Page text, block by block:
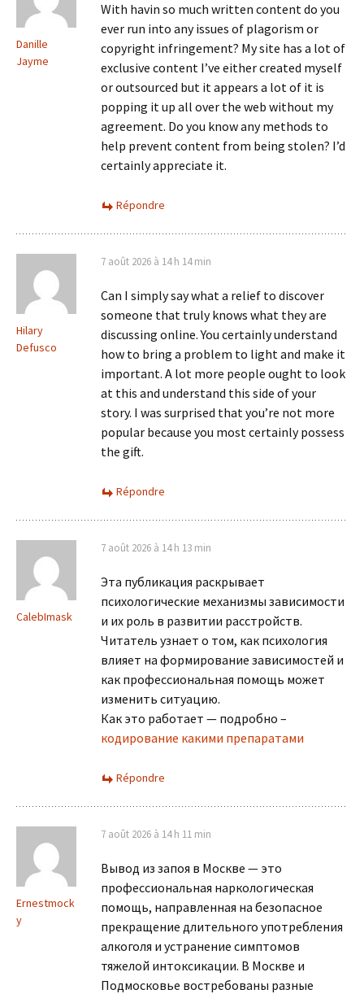
Danille
Jayme
With havin so much written content do you
ever run into any issues of plagorism or
copyright infringement? My site has a lot of
exclusive content I’ve either created myself
or outsourced but it appears a lot of it is
popping it up all over the web without my
agreement. Do you know any methods to
help prevent content from being stolen? I’d
certainly appreciate it.
Répondre
Hilary
Defusco
7 août 2026 à 14 h 14 min
Can I simply say what a relief to discover
someone that truly knows what they are
discussing online. You certainly understand
how to bring a problem to light and make it
important. A lot more people ought to look
at this and understand this side of your
story. I was surprised that you’re not more
popular because you most certainly possess
the gift.
Répondre
CalebImask
7 août 2026 à 14 h 13 min
Эта публикация раскрывает
психологические механизмы зависимости
и их роль в развитии расстройств.
Читатель узнает о том, как психология
влияет на формирование зависимостей и
как профессиональная помощь может
изменить ситуацию.
Как это работает — подробно –
кодирование какими препаратами
Répondre
Ernestmock
y
7 août 2026 à 14 h 11 min
Вывод из запоя в Москве — это
профессиональная наркологическая
помощь, направленная на безопасное
прекращение длительного употребления
алкоголя и устранение симптомов
тяжелой интоксикации. В Москве и
Подмосковье востребованы разные